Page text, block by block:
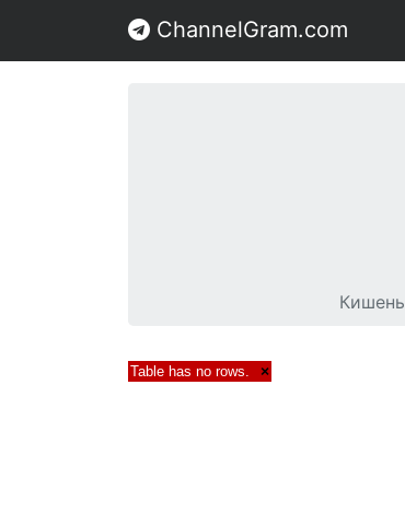
ChannelGram.com
Table has no rows. ×